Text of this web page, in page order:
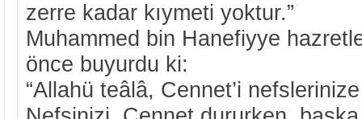
zerre kadar kıymeti yoktur.”
Muhammed bin Hanefiyye
önce buyurdu ki:
“Allahü teâlâ, Cennet’i nefslerinize